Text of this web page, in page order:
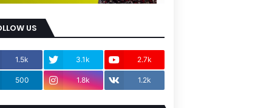
US
1.5k 3.1k 2.7k
500 1.8k 1.2k